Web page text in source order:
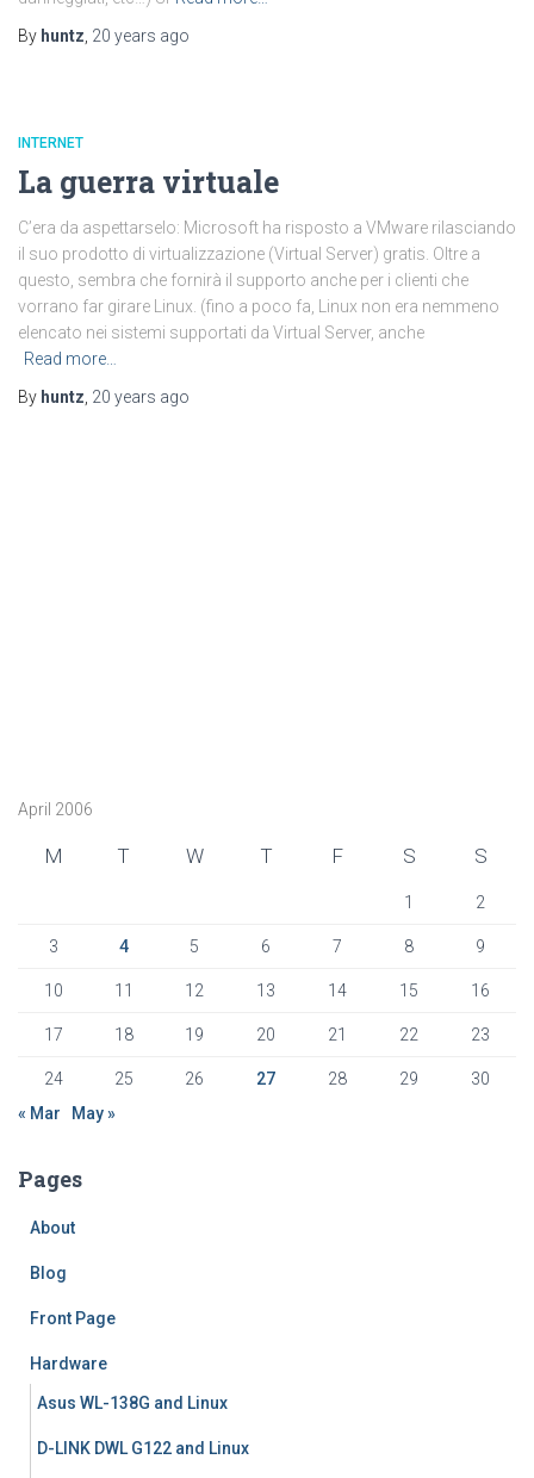
By huntz 20 years ago
INTERNET
La guerra virtuale
C’era da aspettarselo: Microsoft ha risposto a VMware rilasciando
il suo prodotto di virtualizzazione (Virtual Server) gratis. Oltre a
questo, sembra che fornirà il supporto anche per i clienti che
vorrano far girare Linux. (fino a poco fa, Linux non era nemmeno
elencato nei sistemi supportati da Virtual Server, anche
Read more…
By huntz 20 years ago
April 2006
M T W T F S S
1 2
3 4 5 6 7 8 9
10 11 12 13 14 15 16
17 18 19 20 21 22 23
24 25 26 27 28 29
30
« Mar
May »
Pages
About
Blog
Front Page
Hardware
Asus WL-138G and Linux
D-LINK DWL G122 and Linux